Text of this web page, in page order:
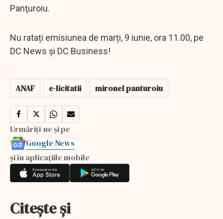
Panţuroiu.
Nu ratați emisiunea de marți, 9 iunie, ora 11.00, pe
DC News și DC Business!
ANAF e-licitatii mironel panturoiu
Urmăriți-ne și pe
Google News
și în aplicațiile mobile
Citește și